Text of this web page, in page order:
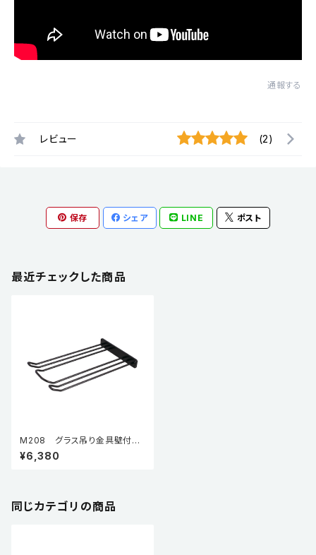
通報する
レビュー (2)
保存 シェア LINE ポスト
最近チェックした商品
M208 グラス吊り金具壁付
型 M208-BL 黒（焼付塗装）
¥6,380
同じカテゴリの商品